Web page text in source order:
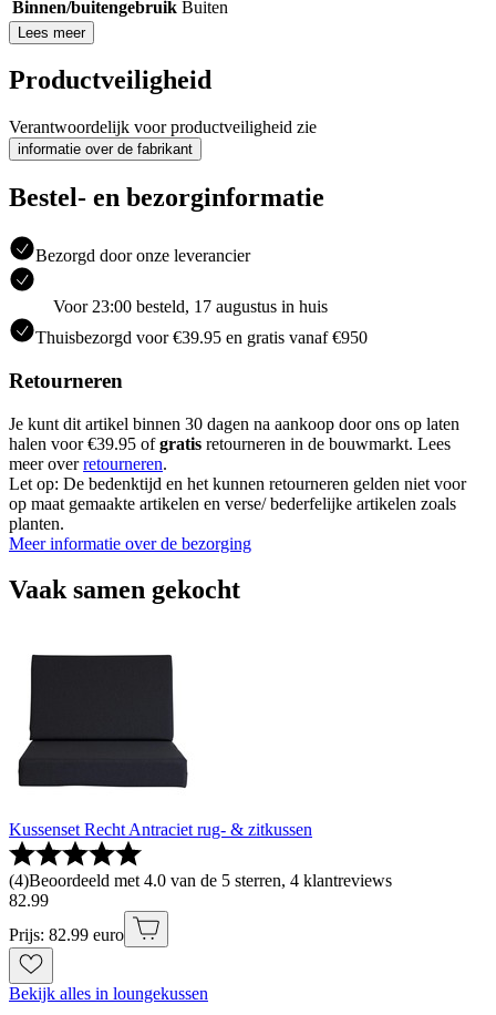
Binnen/buitengebruik Buiten
Lees meer
Productveiligheid
Verantwoordelijk voor productveiligheid zie
informatie over de fabrikant
Bestel- en bezorginformatie
Bezorgd door onze leverancier
Voor 23:00 besteld, 17 augustus in huis
Thuisbezorgd voor €39.95 en gratis vanaf €950
Retourneren
Je kunt dit artikel binnen 30 dagen na aankoop door ons op laten
halen voor €39.95 ofgratis retourneren in de bouwmarkt. Lees
meer overretourneren.
Let op: De bedenktijd en het kunnen retourneren gelden niet voor
op maat gemaakte artikelen en verse/ bederfelijke artikelen zoals
planten.
Meer informatie over de bezorging
Vaak samen gekocht
Kussenset Recht Antraciet rug- & zitkussen
(4)Beoordeeld met 4.0 van de 5 sterren, 4 klantreviews
82.99
Prijs: 82.99 euro
Bekijk alles in loungekussen